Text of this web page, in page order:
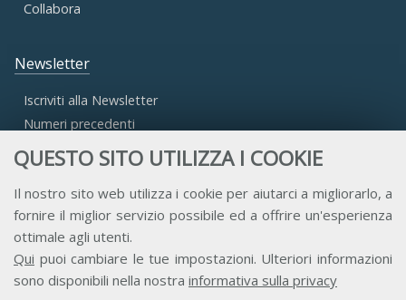
QUESTO SITO UTILIZZA I COOKIE
Il nostro sito web utilizza i cookie per aiutarci a migliorarlo, a
fornire il miglior servizio possibile ed a offrire un'esperienza
ottimale agli utenti.
Qui puoi cambiare le tue impostazioni. Ulteriori informazioni
sono disponibili nella nostra informativa sulla privacy
Collabora
Newsletter
Iscriviti alla Newsletter
Numeri precedenti
Accesso Aderenti
Accesso Consulta
Accesso Team